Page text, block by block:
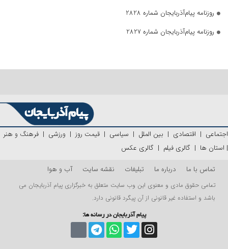
روزنامه پیام‌آذربایجان شماره 2828
روزنامه پیام‌آذربایجان شماره 2827
اجتماعی | اقتصادی | بین الملل | سیاسی | قیمت روز | ورزشی | فرهنگ و هنر
| استان ها | گالری فیلم | گالری عکس
تماس با ما
درباره ما تبلیغات نقشه سایت آب و هوا
تمامی حقوق مادی و معنوی این وب سایت متعلق به خبرگزاری پیام آذربایجان می
باشد و استفاده غیر قانونی از آن پیگرد قانونی دارد.
پیام آذربایجان در رسانه ها: